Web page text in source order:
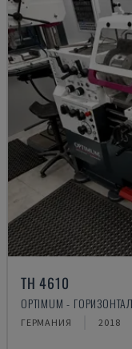
TH 4610
OPTIMUM -
ГЕРМАНИЯ 2018